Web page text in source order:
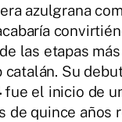
azulgrana
las etapas
Su
fue el inicio de
de quince años